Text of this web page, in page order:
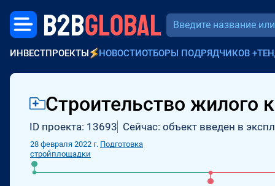
B2BGLOBAL
ИНВЕСТПРОЕКТЫ НОВОСТИОТБОРЫ ПОДРЯДЧИКОВ +
Строительство жилого
ID проекта: 13693 Сейчас: объект введен в
28 февраля 2022 г. Подготовка
стройплощадки